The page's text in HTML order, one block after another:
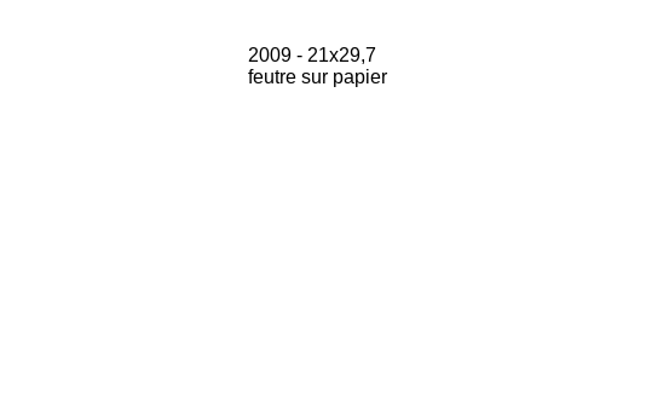
2009 - 21x29,7
feutre sur papier